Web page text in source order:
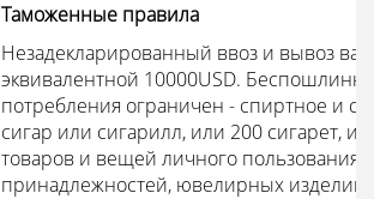
Таможенные правила
Незадекларированный ввоз и вывоз
эквивалентной 10000USD.
потребления ограничен - спиртное и
сигар или сигарилл, или 200 сигарет,
товаров и вещей личного пользования:
принадлежностей, ювелирных изделий,